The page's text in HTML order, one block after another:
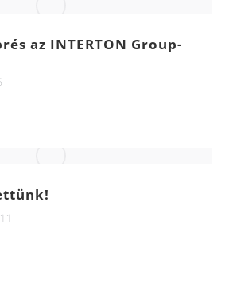
az INTERTON Group-